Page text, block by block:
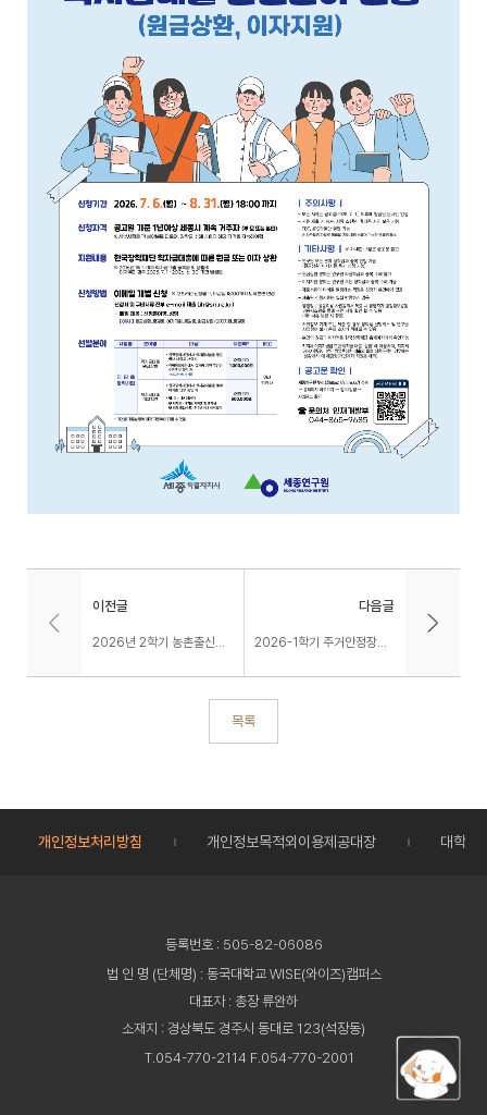
이전글
2026년 2학기 농촌출신대학(원)생 학자금대출 안내
다음글
2026-1학기 주거안정장학 지급요청서 제출 마감 안내
목록
개인정보처리방침 개인정보목적외이용제공대장 대학정
등록번호 : 505-82-06086
법 인 명 (단체명) : 동국대학교 WISE(와이즈)캠퍼스
대표자 : 총장 류완하
소재지 : 경상북도 경주시 동대로 123(석장동)
T.054-770-2114 F.054-770-2001